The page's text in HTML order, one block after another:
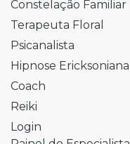
Constelação Familiar
Terapeuta Floral
Psicanalista
Hipnose Ericksoniana
Coach
Reiki
Login